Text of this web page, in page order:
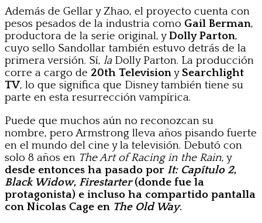
Además de Gellar y Zhao, el proyecto cuenta con
pesos pesados de la industria como Gail Berman,
productora de la serie original, yDolly Parton,
cuyo sello Sandollar también estuvo detrás de la
primera versión. Sí, laDolly Parton. La producción
corre a cargo de 20th TelevisionySearchlight
TV, lo que significa que Disney también tiene su
parte en esta resurrección vampírica.
Puede que muchos aún no reconozcan su
nombre, pero Armstrong lleva años pisando fuerte
en el mundo del cine y la televisión. Debutó con
solo 8 años en The Art of Racing in the Rain, y
desde entonces ha pasado por It: Capítulo 2,
Black Widow, Firestarter(donde fue la
protagonista) e incluso ha compartido pantalla
con Nicolas Cage en The Old Way.